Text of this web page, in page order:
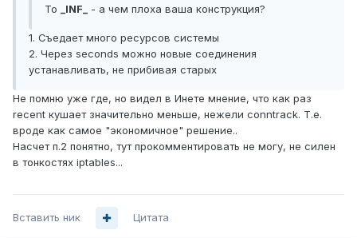
To _INF_ - а чем плоха ваша конструкция?
1. Съедает много ресурсов системы
2. Через seconds можно новые соединения
устанавливать, не прибивая старых
Не помню уже где, но видел в Инете мнение, что как раз
recent кушает значительно меньше, нежели conntrack. Т.е.
вроде как самое "экономичное" решение..
Насчет п.2 понятно, тут прокомментировать не могу, не силен
в тонкостях iptables...
Вставить ник Цитата